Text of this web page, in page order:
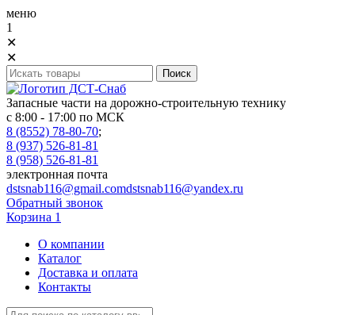
меню
1
✕
✕
Запасные части на дорожно-строительную технику
с 8:00 - 17:00 по МСК
8 (8552) 78-80-70;
8 (937) 526-81-81
8 (958) 526-81-81
электронная почта
dstsnab116@gmail.comdstsnab116@yandex.ru
Обратный звонок
Корзина 1
О компании
Каталог
Доставка и оплата
Контакты